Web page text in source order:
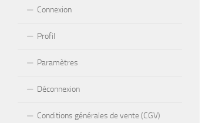
Connexion
Profil
Paramètres
Déconnexion
Conditions générales de vente (CGV)